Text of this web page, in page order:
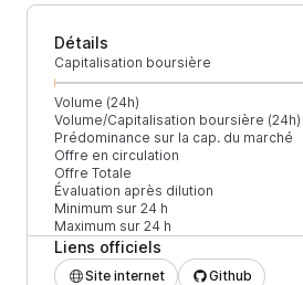
Détails
Capitalisation boursière
Volume (24h)
Volume/Capitalisation boursière (24h)
Prédominance sur la cap. du marché
Offre en circulation
Offre Totale
Évaluation après dilution
Minimum sur 24 h
Maximum sur 24 h
Liens officiels
Site internet Github